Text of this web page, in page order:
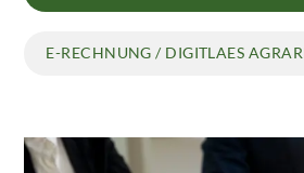
E-RECHNUNG / DIGITLAES